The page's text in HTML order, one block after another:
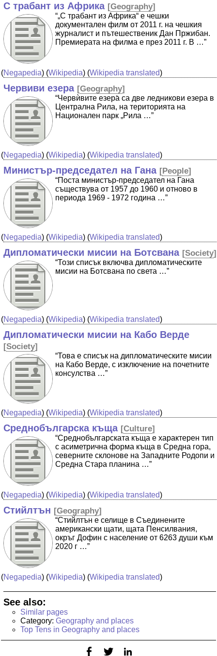
С трабант из Африка [Geography]
“„С трабант из Африка“ е чешки
документален филм от 2011 г. на чешкия
журналист и пътешественик Дан Пржибан.
Премиерата на филма е през 2011 г. В …”
(Negapedia) (Wikipedia) (Wikipedia translated)
Червиви езера [Geography]
“Червѝвите езера̀ са две ледникови езера в
Централна Рила, на територията на
Национален парк „Рила …”
(Negapedia) (Wikipedia) (Wikipedia translated)
Министър-председател на Гана [People]
“Поста министър-председател на Гана
съществува от 1957 до 1960 и отново в
периода 1969 - 1972 година …”
(Negapedia) (Wikipedia) (Wikipedia translated)
Дипломатически мисии на Ботсвана [Society]
“Този списък включва дипломатическите
мисии на Ботсвана по света …”
(Negapedia) (Wikipedia) (Wikipedia translated)
Дипломатически мисии на Кабо Верде
[Society]
“Това е списък на дипломатическите мисии
на Кабо Верде, с изключение на почетните
консулства …”
(Negapedia) (Wikipedia) (Wikipedia translated)
Среднобългарска къща [Culture]
“Среднобългарската къща е характерен тип
с асиметрична форма къща в Средна гора,
северните склонове на Западните Родопи и
Средна Стара планина …”
(Negapedia) (Wikipedia) (Wikipedia translated)
Стийлтън [Geography]
“Стийлтън е селище в Съединените
американски щати, щата Пенсилвания,
окръг Дофин с население от 6263 души към
2020 г …”
(Negapedia) (Wikipedia) (Wikipedia translated)
See also:
Similar pages
Category: Geography and places
Top Tens in Geography and places